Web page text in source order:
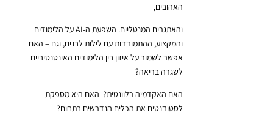
האהובים,
והאתגרים המנטליים.
השפעת ה-AI על הלימודים
והמקצוע, ההתמודדות עם לילות לבנים, וגם – האם
אפשר לשמור על איזון בין הלימודים האינטנסיביים
לשגרה בריאה?
האם האקדמיה רלוונטית? האם היא מספקת
לסטודנטים את הכלים הנדרשים בתחום?